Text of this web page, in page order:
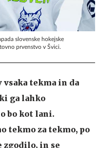
slovenske hokejske
prvenstvo v Švici.
vsaka tekma in da
ga lahko
bo kot lani.
tekmo za tekmo, po
zgodilo, in se